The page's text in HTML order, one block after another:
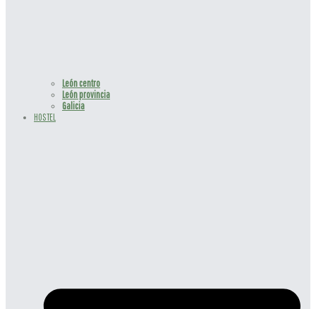
León centro
⁠León provincia
⁠Galicia
HOSTEL